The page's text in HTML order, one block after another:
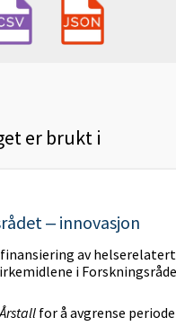
er brukt i
‒ innovasjon
finansiering av
i
Årstall for å avgrense